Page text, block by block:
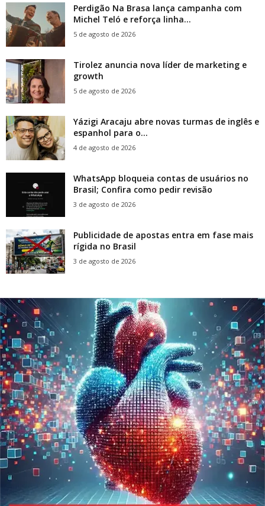
Perdigão Na Brasa lança campanha com
Michel Teló e reforça linha...
5 de agosto de 2026
Tirolez anuncia nova líder de marketing e
growth
5 de agosto de 2026
Yázigi Aracaju abre novas turmas de inglês e
espanhol para o...
4 de agosto de 2026
WhatsApp bloqueia contas de usuários no
Brasil; Confira como pedir revisão
3 de agosto de 2026
Publicidade de apostas entra em fase mais
rígida no Brasil
3 de agosto de 2026